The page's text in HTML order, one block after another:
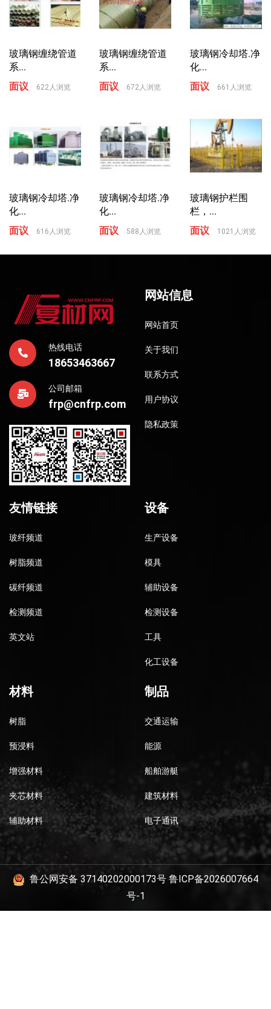
玻璃钢缠绕管道
系...
面议
622人浏览
玻璃钢缠绕管道
系...
面议
672人浏览
玻璃钢冷却塔.净
化...
面议
661人浏览
玻璃钢冷却塔.净
化...
面议
616人浏览
玻璃钢冷却塔.净
化...
面议
588人浏览
玻璃钢护栏围
栏，...
面议
1021人浏览
热线电话
18653463667
公司邮箱
frp@cnfrp.com
网站信息
网站首页
关于我们
联系方式
用户协议
隐私政策
友情链接
玻纤频道
树脂频道
碳纤频道
检测频道
英文站
设备
生产设备
模具
辅助设备
检测设备
工具
化工设备
材料
树脂
预浸料
增强材料
夹芯材料
辅助材料
制品
交通运输
能源
船舶游艇
建筑材料
电子通讯
鲁公网安备 37140202000173号 鲁ICP备2026007664
号-1